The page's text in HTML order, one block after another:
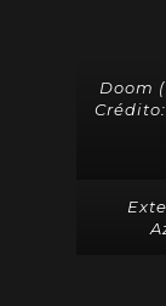
Doom
Crédito: